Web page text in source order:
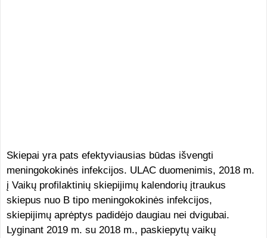
Skiepai yra pats efektyviausias būdas išvengti
meningokokinės infekcijos. ULAC duomenimis, 2018 m.
į Vaikų profilaktinių skiepijimų kalendorių įtraukus
skiepus nuo B tipo meningokokinės infekcijos,
skiepijimų aprėptys padidėjo daugiau nei dvigubai.
Lyginant 2019 m. su 2018 m., paskiepytų vaikų